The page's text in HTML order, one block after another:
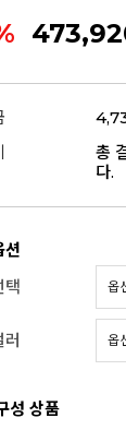
총
다.
션
택
러
성 상품